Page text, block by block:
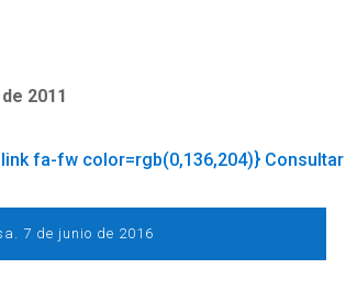
2011
fa-fw color=rgb(0,136,204)} Consultar
7 de junio de 2016